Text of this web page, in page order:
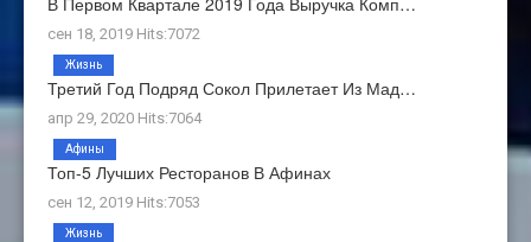
сен 18, 2019 Hits:7072
Третий Год Подряд Сокол Прилетает Из Мад…
апр 29, 2020 Hits:7064
Жизнь
Топ-5 Лучших Ресторанов В Афинах
сен 12, 2019 Hits:7053
Афины
Жизнь